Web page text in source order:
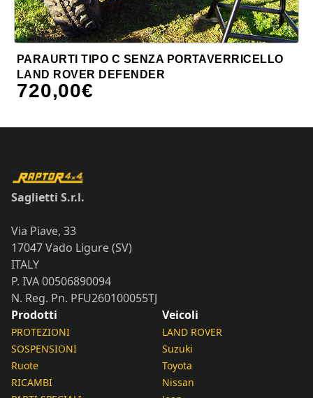
PARAURTI TIPO C SENZA PORTAVERRICELLO
LAND ROVER DEFENDER
720,00€
Saglietti S.r.l.
Via Piave, 33
17047 Vado Ligure (SV)
ITALY
P. IVA 00506890094
N. Reg. Pn. PFU260100055TJ
Prodotti
PROTEZIONI
SOSPENSIONI
Ruote
RICAMBI
Veicoli
LAND ROVER
Suzuki
Toyota
Nissan